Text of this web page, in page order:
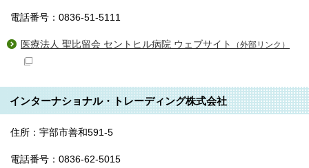
電話番号：0836-51-5111
医療法人 聖比留会 セントヒル病院 ウェブサイト （外部リンク）
インターナショナル・トレーディング株式会社
住所：宇部市善和591-5
電話番号：0836-62-5015